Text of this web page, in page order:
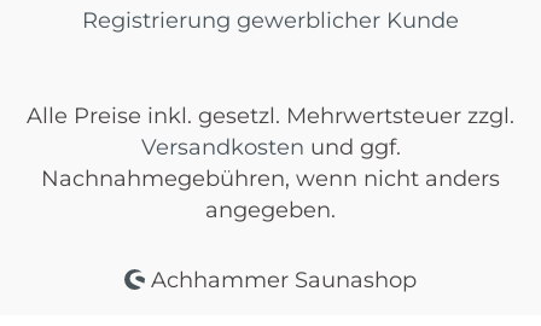
Registrierung gewerblicher Kunde
Alle Preise inkl. gesetzl. Mehrwertsteuer zzgl.
Versandkosten und ggf.
Nachnahmegebühren, wenn nicht anders
angegeben.
Achhammer Saunashop